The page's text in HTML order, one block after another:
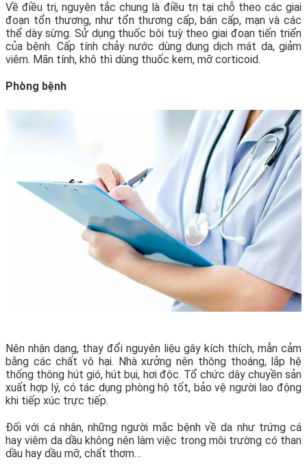
Về điều trị, nguyên tắc chung là điều trị tại chỗ theo các giai
đoạn tổn thương, như tổn thương cấp, bán cấp, mạn và các
thể dày sừng. Sử dụng thuốc bôi tuỳ theo giai đoạn tiến triển
của bệnh. Cấp tính chảy nước dùng dung dịch mát da, giảm
viêm. Mãn tính, khô thì dùng thuốc kem, mỡ corticoid.
Phòng bệnh
Nên nhận dạng, thay đổi nguyên liệu gây kích thích, mẫn cảm
bằng các chất vô hại. Nhà xưởng nên thông thoáng, lắp hệ
thống thông hút gió, hút bụi, hơi độc. Tổ chức dây chuyền sản
xuất hợp lý, có tác dụng phòng hộ tốt, bảo vệ người lao động
khi tiếp xúc trực tiếp.
Đối với cá nhân, những người mắc bệnh về da như trứng cá
hay viêm da dầu không nên làm việc trong môi trường có than
dầu hay dầu mỡ, chất thơm…